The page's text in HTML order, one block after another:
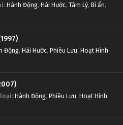
: Hành Động, Hài Hước, Tâm Lý, Bí ẩn,
Động, Hài Hước, Phiêu Lưu, Hoạt Hình
: Hành Động, Phiêu Lưu, Hoạt Hình